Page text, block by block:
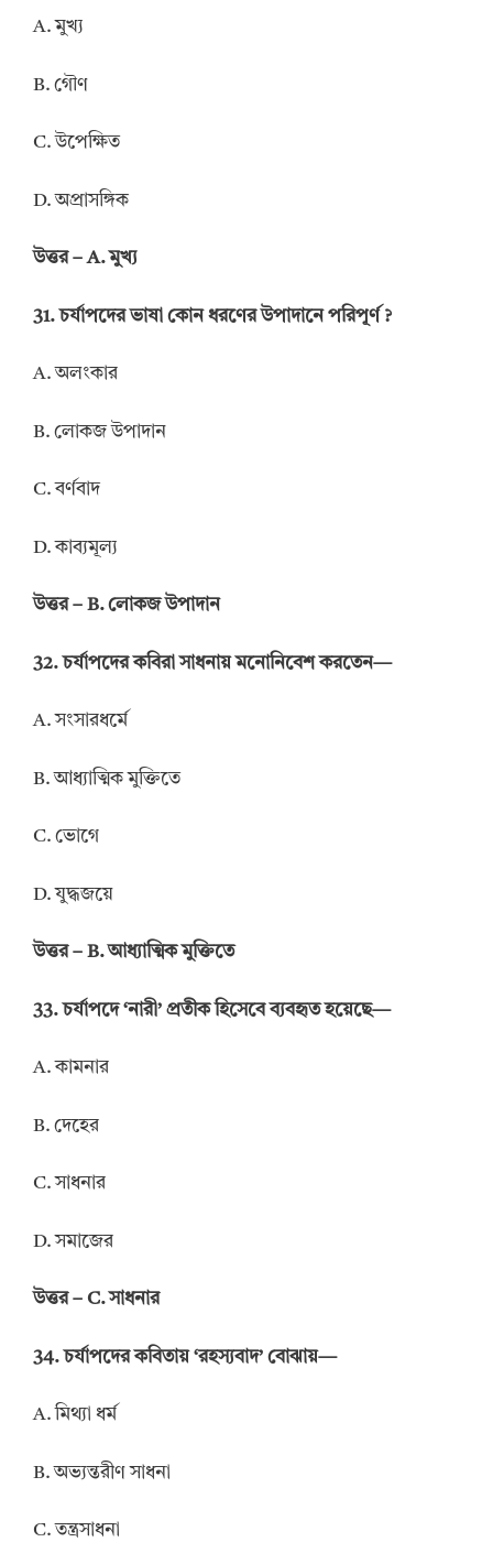
A. মুখ্য
B. গৌণ
C. উপেক্ষিত
D. অপ্রাসঙ্গিক
উত্তর – A. মুখ্য
31. চর্যাপদের ভাষা কোন ধরণের উপাদানে পরিপূর্ণ ?
A. অলংকার
B. লোকজ উপাদান
C. বর্ণবাদ
D. কাব্যমূল্য
উত্তর – B. লোকজ উপাদান
32. চর্যাপদের কবিরা সাধনায় মনোনিবেশ করতেন—
A. সংসারধর্মে
B. আধ্যাত্মিক মুক্তিতে
C. ভোগে
D. যুদ্ধজয়ে
উত্তর – B. আধ্যাত্মিক মুক্তিতে
33. চর্যাপদে ‘নারী’ প্রতীক হিসেবে ব্যবহৃত হয়েছে—
A. কামনার
B. দেহের
C. সাধনার
D. সমাজের
উত্তর – C. সাধনার
34. চর্যাপদের কবিতায় ‘রহস্যবাদ’ বোঝায়—
A. মিথ্যা ধর্ম
B. অভ্যন্তরীণ সাধনা
C. তন্ত্রসাধনা